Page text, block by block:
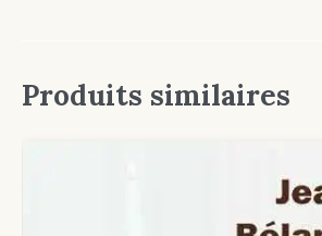
Produits similaires